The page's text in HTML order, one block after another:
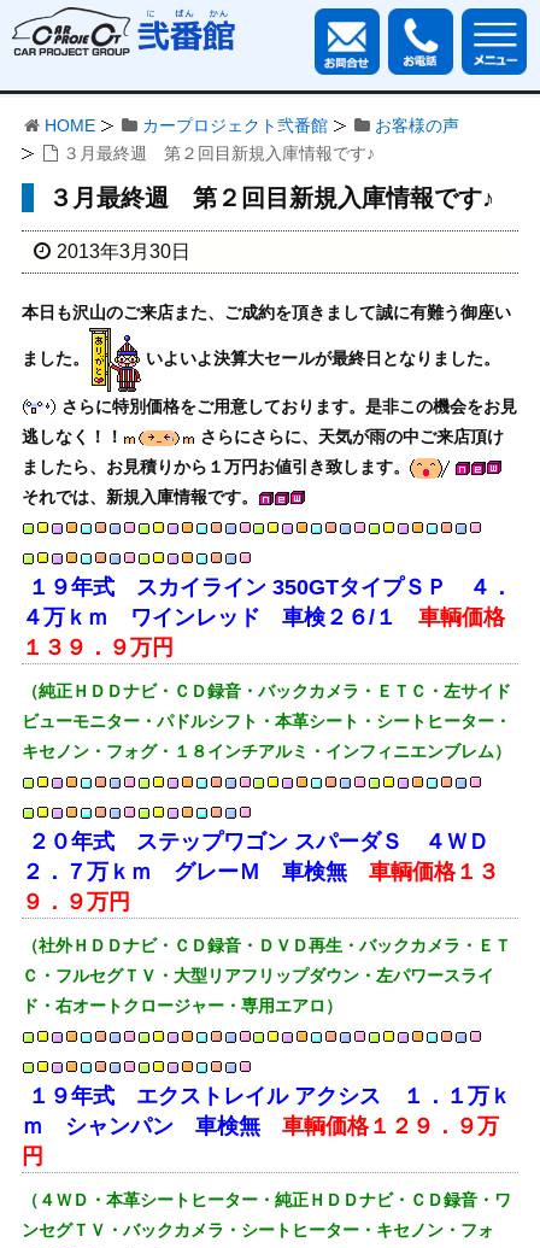
HOME カープロジェクト弐番館
お客様の声
３月最終週 第２回目新規入庫情報です♪
３月最終週 第２回目新規入庫情報です♪
2013年3月30日
本日も沢山のご来店また、ご成約を頂きまして誠に有難う御座い
ました。 いよいよ決算大セールが最終日となりました。
さらに特別価格をご用意しております。是非この機会をお見
逃しなく！！
さらにさらに、天気が雨の中ご来店頂け
ましたら、お見積りから１万円お値引き致します。
それでは、新規入庫情報です。
１９年式 スカイライン 350GTタイプＳＰ ４．
４万ｋｍ ワインレッド 車検２６/１ 車輌価格
１３９．９万円
（純正ＨＤＤナビ・ＣＤ録音・バックカメラ・ＥＴＣ・左サイド
ビューモニター・パドルシフト・本革シート・シートヒーター・
キセノン・フォグ・１８インチアルミ・インフィニエンブレム）
２０年式 ステップワゴン スパーダＳ
４ＷＤ
２．７万ｋｍ グレーＭ 車検無 車輌価格１３
９．９万円
（社外ＨＤＤナビ・ＣＤ録音・ＤＶＤ再生・バックカメラ・ＥＴ
Ｃ・フルセグＴＶ・大型リアフリップダウン・左パワースライ
ド・右オートクロージャー・専用エアロ）
１９年式 エクストレイル アクシス １．１万ｋ
ｍ シャンパン 車検無 車輌価格１２９．９万
円
（４ＷＤ・本革シートヒーター・純正ＨＤＤナビ・ＣＤ録音・ワ
ンセグＴＶ・バックカメラ・シートヒーター・キセノン・フォ